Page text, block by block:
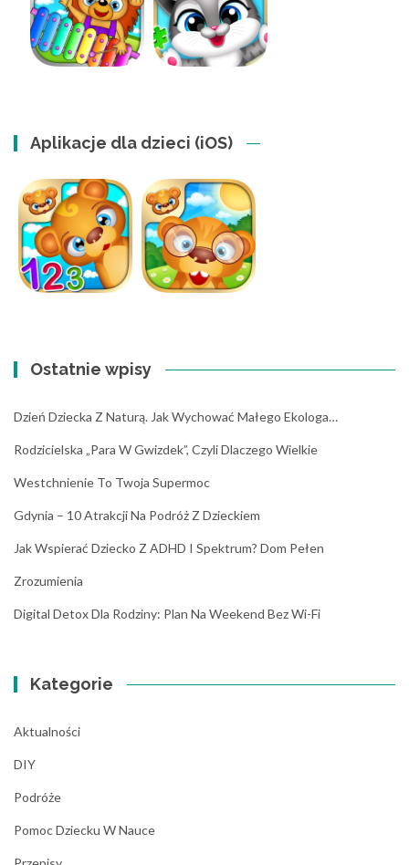
Aplikacje dla dzieci (iOS)
Ostatnie wpisy
Dzień Dziecka Z Naturą. Jak Wychować Małego Ekologa…
Rodzicielska „para W Gwizdek”, Czyli Dlaczego Wielkie
Westchnienie To Twoja Supermoc
Gdynia – 10 Atrakcji Na Podróż Z Dzieckiem
Jak Wspierać Dziecko Z ADHD I Spektrum? Dom Pełen
Zrozumienia
Digital Detox Dla Rodziny: Plan Na Weekend Bez Wi-Fi
Kategorie
Aktualności
DIY
Podróże
Pomoc Dziecku W Nauce